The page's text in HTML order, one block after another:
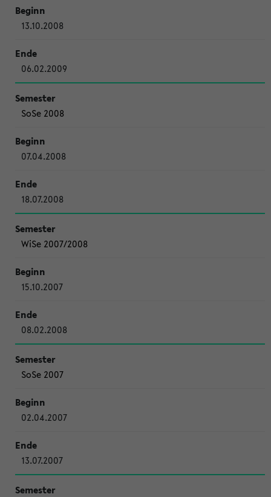
13.10.2008
06.02.2009
SoSe 2008
07.04.2008
18.07.2008
WiSe 2007/2008
15.10.2007
08.02.2008
SoSe 2007
02.04.2007
13.07.2007